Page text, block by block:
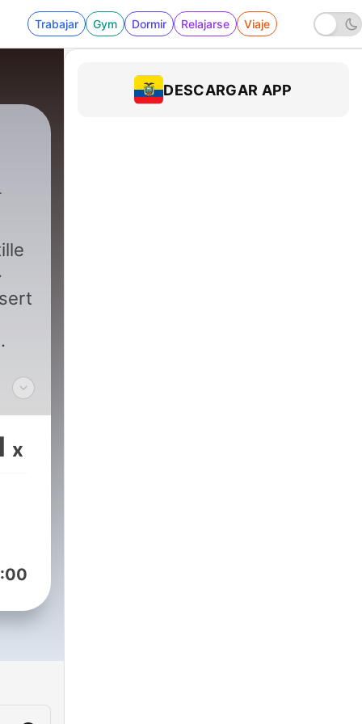
Trabajar Gym Dormir Relajarse Viaje
x
DESCARGAR APP